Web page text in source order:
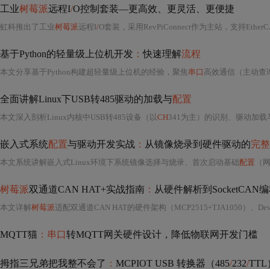
工业树莓派远程I/O控制套装—更高效、更灵活、更便捷
虹科推出了工业树莓派远程I/O套装，采用RevPiConnect作为主站，支持
基于Python的轻量级上位机开发 ：快速理解流程
本文分享基于Python构建超轻量级上位机的经验，聚焦 串口 高效通信（主动查询+守时机制）、Tkinter事件循环驱
全面讲解Linux下USB转485驱动的加载与配置
本文深入剖析Linux内核中USB转485设备（以CH341为主）的识别、驱动加
嵌入式系统配置与驱动开发实战 ： 从镜像烧录到硬件驱动的完整
本文系统讲解嵌入式Linux环境下系统镜像选择与烧录、首次启动基础配置 （
树莓派双通道CAN HAT+实战指南 ： 从硬件解析到SocketCAN
本文详解树莓派适配双通道CAN HAT的硬件架构（MCP2515+TJA1050）、
MQTT猫 ：串口转MQTT网关硬件设计，降低物联网开发门槛
拇指三兄弟把我整不会了 ： MCPIOT USB 转换器（485/232/TTL